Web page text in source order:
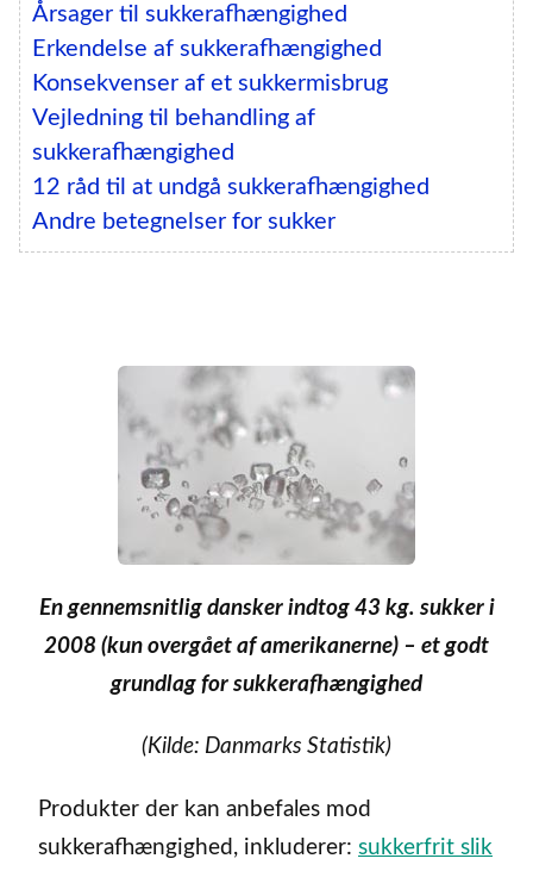
Årsager til sukkerafhængighed
Erkendelse af sukkerafhængighed
Konsekvenser af et sukkermisbrug
Vejledning til behandling af
sukkerafhængighed
12 råd til at undgå sukkerafhængighed
Andre betegnelser for sukker
En gennemsnitlig dansker indtog 43 kg. sukker i
2008 (kun overgået af amerikanerne) – et godt
grundlag for sukkerafhængighed
(Kilde: Danmarks Statistik)
Produkter der kan anbefales mod
sukkerafhængighed, inkluderer: sukkerfrit slik